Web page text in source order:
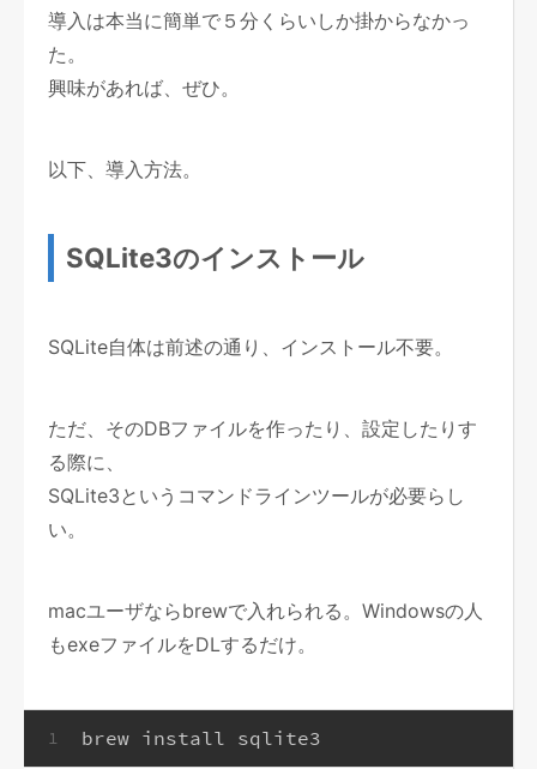
導入は本当に簡単で５分くらいしか掛からなかっ
た。
興味があれば、ぜひ。
以下、導入方法。
SQLite3のインストール
SQLite自体は前述の通り、インストール不要。
ただ、そのDBファイルを作ったり、設定したりす
る際に、
SQLite3というコマンドラインツールが必要らし
い。
macユーザならbrewで入れられる。Windowsの人
もexeファイルをDLするだけ。
1 brew install sqlite3